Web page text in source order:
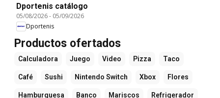
Dportenis catálogo
05/08/2026- 05/09/2026
Dportenis
Productos ofertados
Calculadora Juego Video Pizza Taco
Café Sushi Nintendo Switch Xbox Flores
Hamburguesa Banco Mariscos Refrigerador